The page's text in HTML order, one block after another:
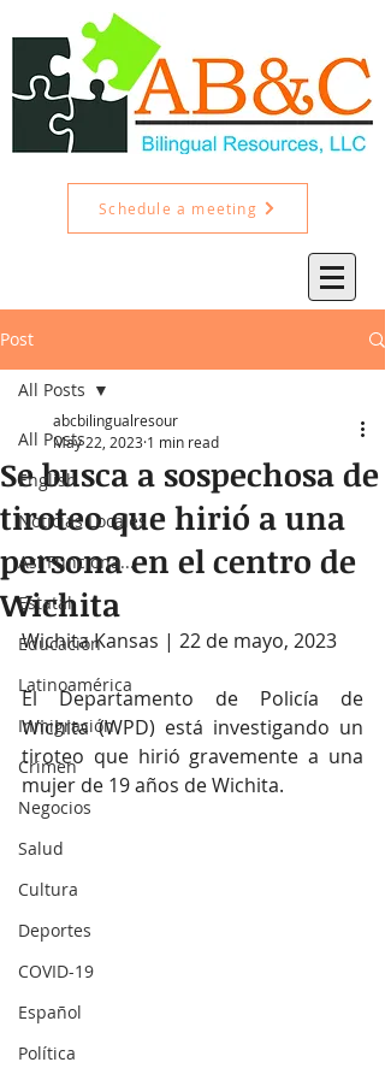
Schedule a meeting
Post
All Posts
English
Noticias Locales
Así Funciona...
Estatal
Educación
Latinoamérica
Inmigración
Crimen
Negocios
Salud
Cultura
Deportes
COVID-19
Español
Política
All Posts
Se busca a sospechosa de
tiroteo que hirió a una
persona en el centro de
Wichita
abcbilingualresour
May 22, 2023 1 min read
Wichita Kansas | 22 de mayo, 2023
El Departamento de Policía de
Wichita (WPD) está investigando un
tiroteo que hirió gravemente a una
mujer de 19 años de Wichita.